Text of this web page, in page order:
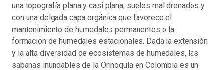
una topografía plana y casi plana, suelos mal drenados y
con una delgada capa orgánica que favorece el
mantenimiento de humedales permanentes o la
formación de humedales estacionales. Dada la extensión
y la alta diversidad de ecosistemas de humedales, las
sabanas inundables de la Orinoquía en Colombia es un